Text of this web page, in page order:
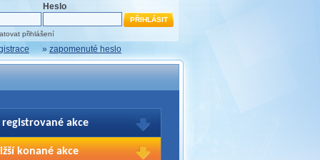
Heslo
přihlášení
» zapomenuté heslo
registrované akce
Vašich registrací na akce
přihlašte.
konané akce